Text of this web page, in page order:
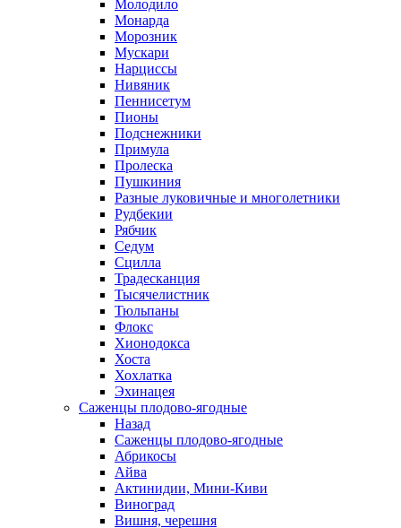
Молодило
Монарда
Морозник
Мускари
Нарциссы
Нивяник
Пеннисетум
Пионы
Подснежники
Примула
Пролеска
Пушкиния
Разные луковичные и многолетники
Рудбекии
Рябчик
Седум
Сцилла
Традесканция
Тысячелистник
Тюльпаны
Флокс
Хионодокса
Хоста
Хохлатка
Эхинацея
Саженцы плодово-ягодные
Назад
Саженцы плодово-ягодные
Абрикосы
Айва
Актинидии, Мини-Киви
Виноград
Вишня, черешня